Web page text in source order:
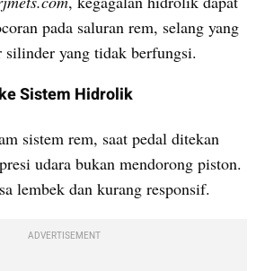
pada saluran rem, selang yang
silinder yang tidak berfungsi.
Sistem Hidrolik
sistem rem, saat pedal ditekan
udara bukan mendorong piston.
lembek dan kurang responsif.
ADVERTISEMENT